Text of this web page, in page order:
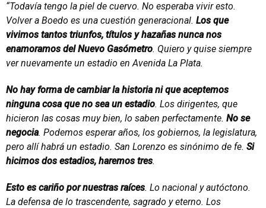
“Todavía tengo la piel de cuervo. No esperaba vivir esto.
Volver a Boedo es una cuestión generacional. Los que
vivimos tantos triunfos, títulos y hazañas nunca nos
enamoramos del Nuevo Gasómetro. Quiero y quise siempre
ver nuevamente un estadio en Avenida La Plata.
No hay forma de cambiar la historia ni que aceptemos
ninguna cosa que no sea un estadio. Los dirigentes, que
hicieron las cosas muy bien, lo saben perfectamente. No se
negocia. Podemos esperar años, los gobiernos, la legislatura,
pero allí habrá un estadio. San Lorenzo es sinónimo de fe. Si
hicimos dos estadios, haremos tres.
Esto es cariño por nuestras raíces. Lo nacional y autóctono.
La defensa de lo trascendente, sagrado y eterno. Los